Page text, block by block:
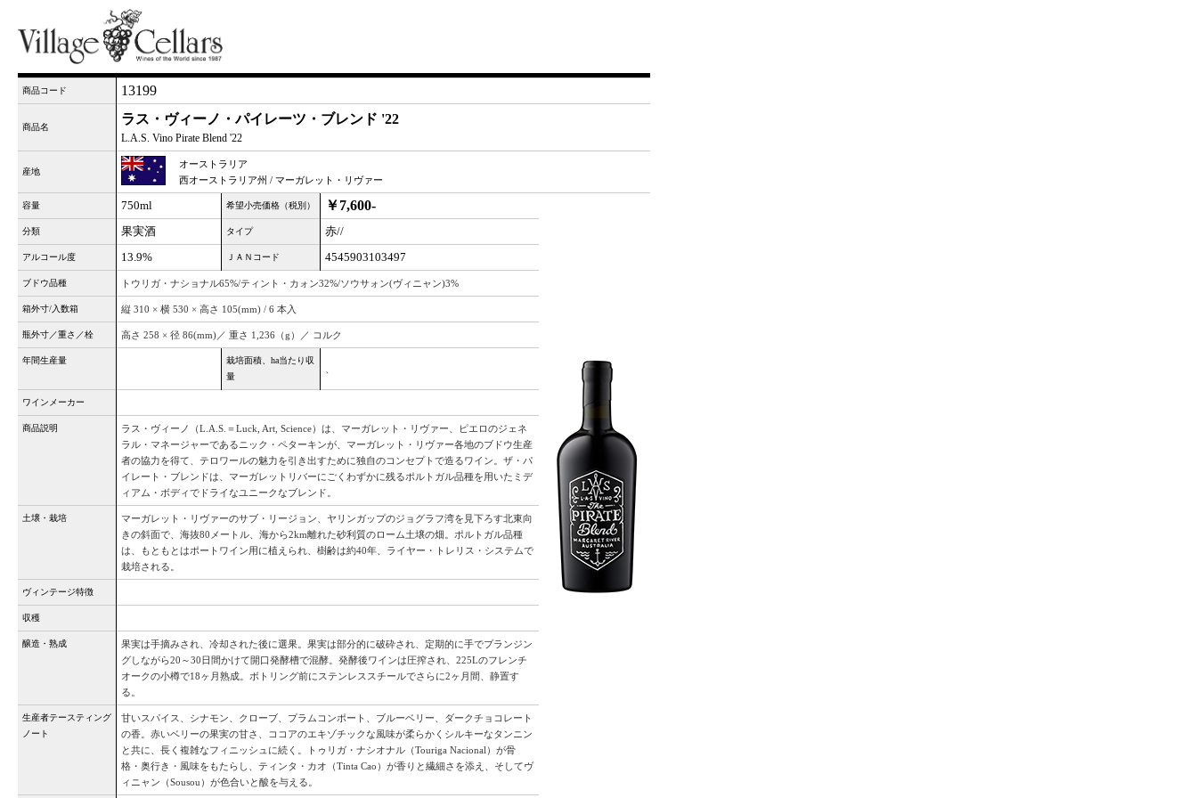
商品コード 13199
商品名
ラス・ヴィーノ・パイレーツ・ブレンド '22
L.A.S. Vino Pirate Blend '22
産地
オーストラリア
西オーストラリア州 / マーガレット・リヴァー
容量 750ml 希望小売価格（税別） ￥7,600-
分類 果実酒 タイプ 赤//
アルコール度 13.9% ＪＡＮコード 4545903103497
ブドウ品種 トウリガ・ナショナル65%/ティント・カォン32%/ソウサォン(ヴィニャン)3%
箱外寸/入数箱 縦 310 × 横 530 × 高さ 105(mm) / 6 本入
瓶外寸／重さ／栓 高さ 258 × 径 86(mm)／ 重さ 1,236（g）／ コルク
年間生産量
栽培面積、ha当たり収
量
ワインメーカー
商品説明
ラス・ヴィーノ（L.A.S.＝Luck, Art, Science）は、マーガレット・リヴァー、ピエロのジェネ
ラル・マネージャーであるニック・ペターキンが、マーガレット・リヴァー各地のブドウ生産
者の協力を得て、テロワールの魅力を引き出すために独自のコンセプトで造るワイン。ザ・パ
イレート・ブレンドは、マーガレットリバーにごくわずかに残るポルトガル品種を用いたミデ
ィアム・ボディでドライなユニークなブレンド。
土壌・栽培
マーガレット・リヴァーのサブ・リージョン、ヤリンガップのジョグラフ湾を見下ろす北東向
きの斜面で、海抜80メートル、海から2km離れた砂利質のローム土壌の畑。ポルトガル品種
は、もともとはポートワイン用に植えられ、樹齢は約40年、ライヤー・トレリス・システムで
栽培される。
ヴィンテージ特徴
収穫
醸造・熟成
果実は手摘みされ、冷却された後に選果。果実は部分的に破砕され、定期的に手でプランジン
グしながら20～30日間かけて開口発酵槽で混酵。発酵後ワインは圧搾され、225Lのフレンチ
オークの小樽で18ヶ月熟成。ボトリング前にステンレススチールでさらに2ヶ月間、静置す
る。
生産者テースティング
ノート
甘いスパイス、シナモン、クローブ、プラムコンポート、ブルーベリー、ダークチョコレート
の香。赤いベリーの果実の甘さ、ココアのエキゾチックな風味が柔らかくシルキーなタンニン
と共に、長く複雑なフィニッシュに続く。トゥリガ・ナシオナル（Touriga Nacional）が骨
格・奥行き・風味をもたらし、ティンタ・カオ（Tinta Cao）が香りと繊細さを添え、そしてヴ
ィニャン（Sousou）が色合いと酸を与える。